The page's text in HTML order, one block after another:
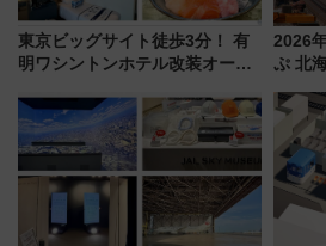
東京ビッグサイト徒歩3分！ 有
明ワシントンホテル改装オープ
客室」や海鮮丼が人気の朝食ビ
ュッフェを現地レポ
2026
ぷ 北
の罠